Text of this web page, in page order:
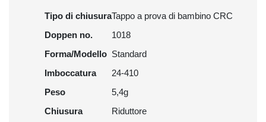
Tipo di chiusuraTappo a prova di bambino CRC
Doppen no.
1018
Forma/Modello Standard
Imboccatura
24-410
Peso
5,4g
Chiusura
Riduttore